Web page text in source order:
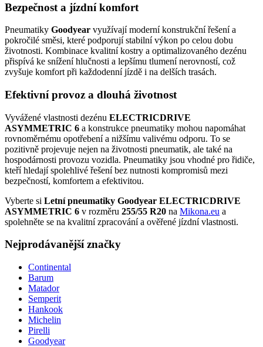
Bezpečnost a jízdní komfort
Pneumatiky Goodyear využívají moderní konstrukční řešení a
pokročilé směsi, které podporují stabilní výkon po celou dobu
životnosti. Kombinace kvalitní kostry a optimalizovaného dezénu
přispívá ke snížení hlučnosti a lepšímu tlumení nerovností, což
zvyšuje komfort při každodenní jízdě i na delších trasách.
Efektivní provoz a dlouhá životnost
Vyvážené vlastnosti dezénu ELECTRICDRIVE
ASYMMETRIC 6 a konstrukce pneumatiky mohou napomáhat
rovnoměrnému opotřebení a nižšímu valivému odporu. To se
pozitivně projevuje nejen na životnosti pneumatik, ale také na
hospodárnosti provozu vozidla. Pneumatiky jsou vhodné pro řidiče,
kteří hledají spolehlivé řešení bez nutnosti kompromisů mezi
bezpečností, komfortem a efektivitou.
Vyberte si Letní pneumatiky Goodyear ELECTRICDRIVE
ASYMMETRIC 6 v rozměru 255/55 R20 na Mikona.eu a
spolehněte se na kvalitní zpracování a ověřené jízdní vlastnosti.
Nejprodávanější značky
Continental
Barum
Matador
Semperit
Hankook
Michelin
Pirelli
Goodyear